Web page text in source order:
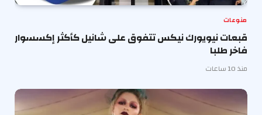
منوعات
قبعات نيويورك نيكس تتفوق على شانيل كأكثر إكسسوار
فاخر طلبا
منذ 10 ساعات